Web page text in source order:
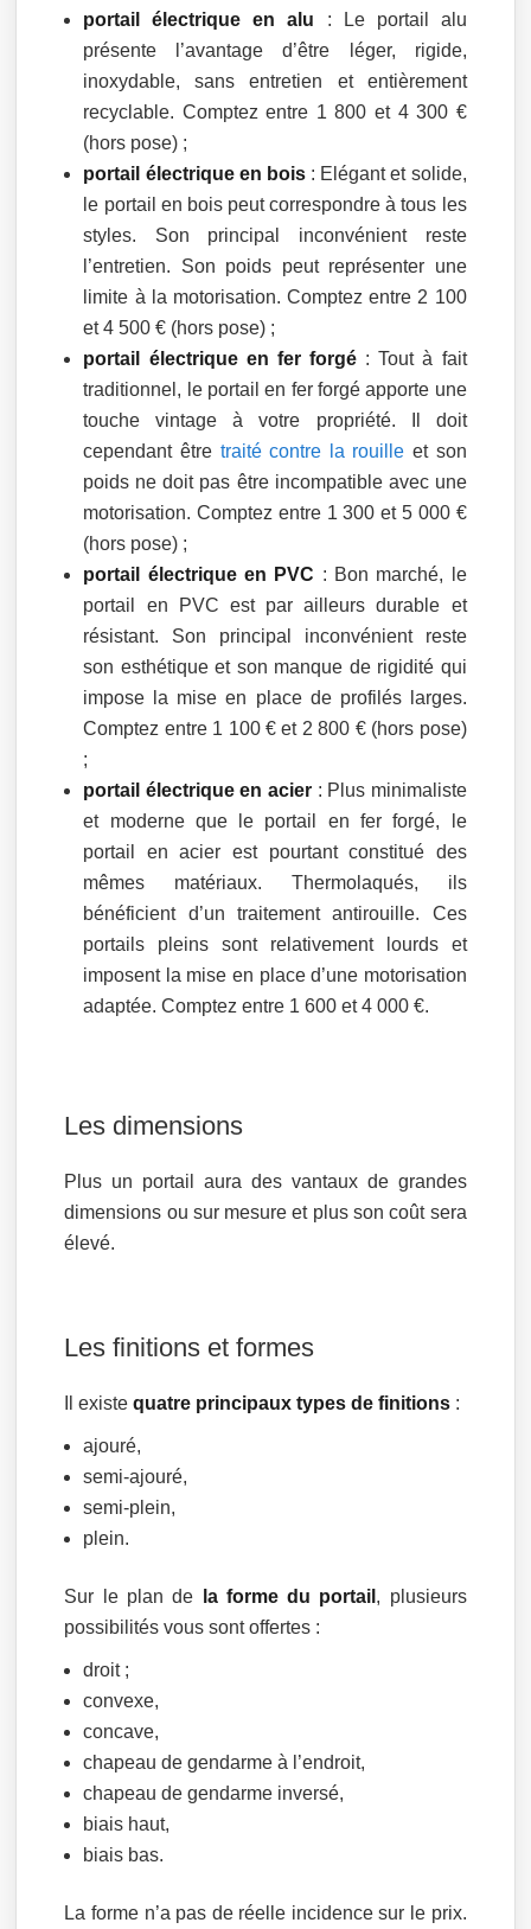
portail électrique en alu : Le portail alu
présente l’avantage d’être léger, rigide,
inoxydable, sans entretien et entièrement
recyclable. Comptez entre 1 800 et 4 300 €
(hors pose) ;
portail électrique en bois: Elégant et solide,
le portail en bois peut correspondre à tous les
styles. Son principal inconvénient reste
l’entretien. Son poids peut représenter une
limite à la motorisation. Comptez entre 2 100
et 4 500 € (hors pose) ;
portail électrique en fer forgé : Tout à fait
traditionnel, le portail en fer forgé apporte une
touche vintage à votre propriété. Il doit
cependant être traité contre la rouille et son
poids ne doit pas être incompatible avec une
motorisation. Comptez entre 1 300 et 5 000 €
(hors pose) ;
portail électrique en PVC : Bon marché, le
portail en PVC est par ailleurs durable et
résistant. Son principal inconvénient reste
son esthétique et son manque de rigidité qui
impose la mise en place de profilés larges.
Comptez entre 1 100 € et 2 800 € (hors pose)
;
portail électrique en acier : Plus minimaliste
et moderne que le portail en fer forgé, le
portail en acier est pourtant constitué des
mêmes matériaux. Thermolaqués, ils
bénéficient d’un traitement antirouille. Ces
portails pleins sont relativement lourds et
imposent la mise en place d’une motorisation
adaptée. Comptez entre 1 600 et 4 000 €.
Les dimensions
Plus un portail aura des vantaux de grandes
dimensions ou sur mesure et plus son coût sera
élevé.
Les finitions et formes
Il existequatre principaux types de finitions :
ajouré,
semi-ajouré,
semi-plein,
plein.
Sur le plan de la forme du portail , plusieurs
possibilités vous sont offertes :
droit ;
convexe,
concave,
chapeau de gendarme à l’endroit,
chapeau de gendarme inversé,
biais haut,
biais bas.
La forme n’a pas de réelle incidence sur le prix.